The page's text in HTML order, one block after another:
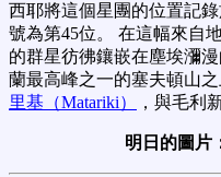
西耶將這個星團的位置記
號為第45位。 在這幅來自
的群星彷彿鑲嵌在塵埃瀰
蘭最高峰之一的塞夫頓山
里基（Matariki）
，與毛利
明日的圖片